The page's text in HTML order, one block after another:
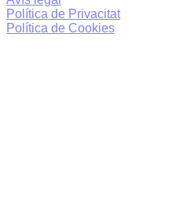
Política de Privacitat
Política de Cookies